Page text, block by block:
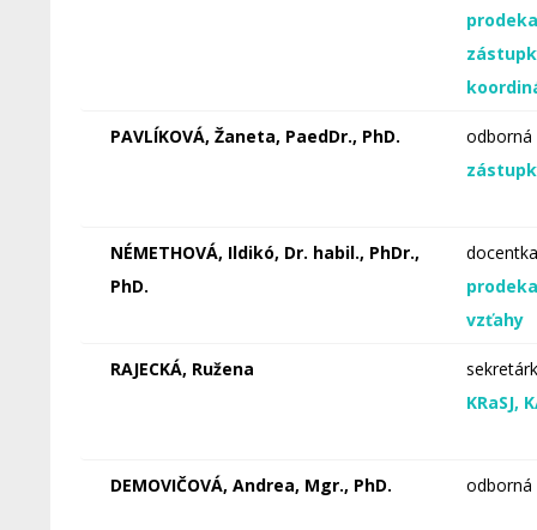
PAVLÍKOVÁ, Žaneta, PaedDr., PhD.
odborná
NÉMETHOVÁ, Ildikó, Dr. habil., PhDr.,
PhD.
vzťahy
RAJECKÁ, Ružena
KRaSJ,
DEMOVIČOVÁ, Andrea, Mgr., PhD. odborná